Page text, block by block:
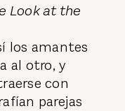
Look at the
los amantes
al otro, y
con
parejas